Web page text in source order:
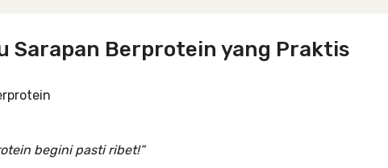
Sarapan Berprotein yang Praktis
begini pasti ribet!”